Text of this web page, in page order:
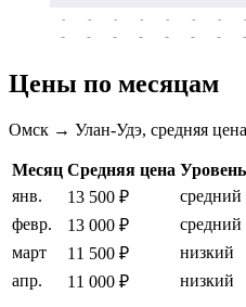
-
-
-
-
-
-
-
-
-
-
-
-
-
-
-
-
Цены по месяцам
Омск → Улан-Удэ, средняя
Месяц Средняя цена Уровень
янв.
13 500 ₽ средний
февр.
13 000 ₽ средний
март
11 500 ₽ низкий
апр.
11 000 ₽ низкий